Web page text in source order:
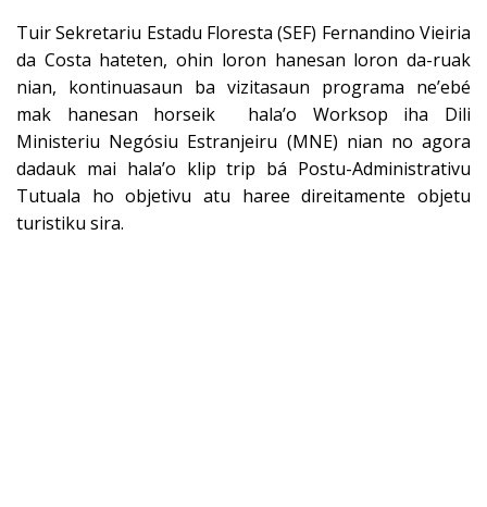
Tuir Sekretariu Estadu Floresta (SEF) Fernandino Vieiria
da Costa hateten, ohin loron hanesan loron da-ruak
nian, kontinuasaun ba vizitasaun programa ne’ebé
mak hanesan horseik hala’o Worksop iha Dili
Ministeriu Negósiu Estranjeiru (MNE) nian no agora
dadauk mai hala’o klip trip bá Postu-Administrativu
Tutuala ho objetivu atu haree direitamente objetu
turistiku sira.